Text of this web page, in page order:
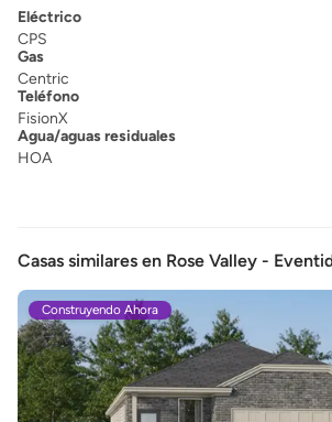
Eléctrico
CPS
Gas
Centric
Teléfono
FisionX
Agua/aguas residuales
HOA
Casas similares en Rose Valley -
Construyendo Ahora